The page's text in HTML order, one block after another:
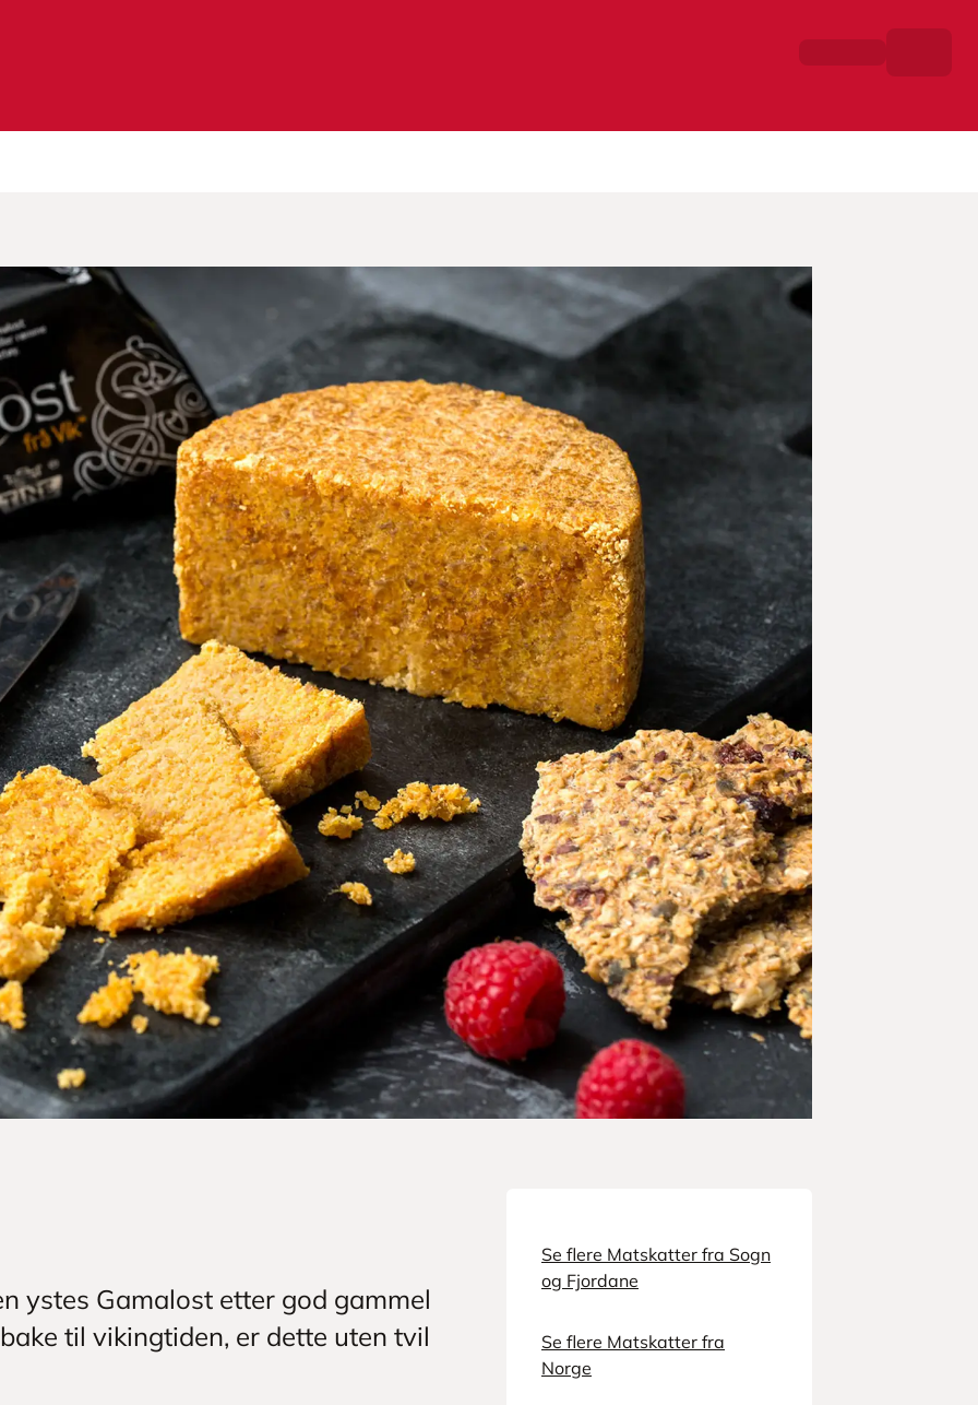
ystes Gamalost etter god gammel
til vikingtiden, er dette uten tvil
Se flere Matskatter fra Sogn
og Fjordane
Se flere Matskatter fra
Norge